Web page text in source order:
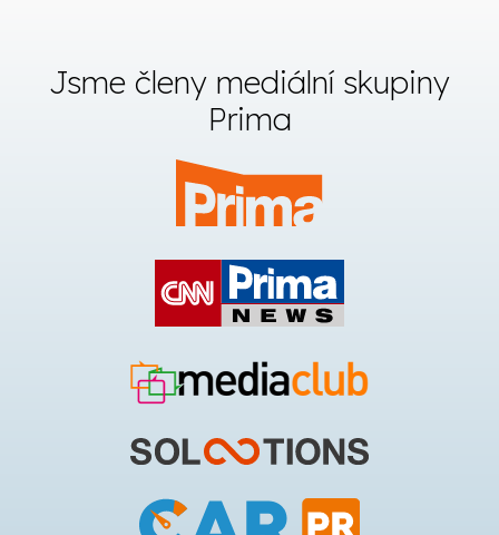
Jsme členy mediální skupiny
Prima